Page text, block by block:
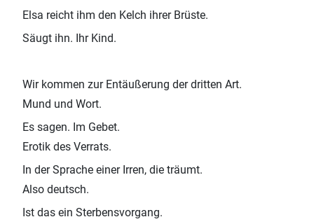
Elsa reicht ihm den Kelch ihrer Brüste.
Säugt ihn. Ihr Kind.
Wir kommen zur Entäußerung der dritten Art.
Mund und Wort.
Es sagen. Im Gebet.
Erotik des Verrats.
In der Sprache einer Irren, die träumt.
Also deutsch.
Ist das ein Sterbensvorgang.